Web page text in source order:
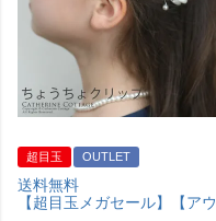
超目玉 OUTLET
送料無料
【超目玉メガセール】【アウトレット】パールとビジューのちょうちょヘアクリップ レース ヘアアクセサリー ［アクセサリー］TAK